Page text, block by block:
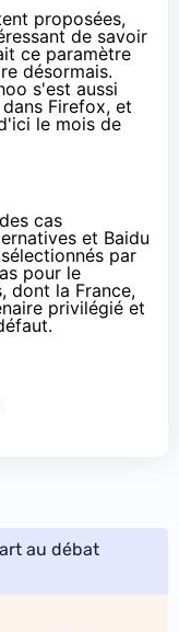
proposées,
de savoir
ce paramètre
désormais.
s'est aussi
Firefox, et
le mois de
cas
et Baidu
par
pour le
dont la France,
privilégié et
au débat